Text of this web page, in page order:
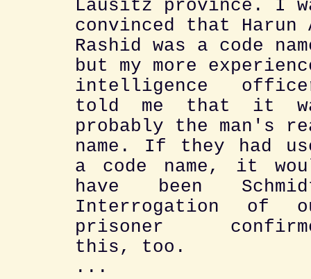
Lausitz province. I
convinced that Harun
Rashid was a code
but my more
intelligence
told me that it
probably the man's
name. If they had
a code name, it
have been
Interrogation of
prisoner
this, too.
...